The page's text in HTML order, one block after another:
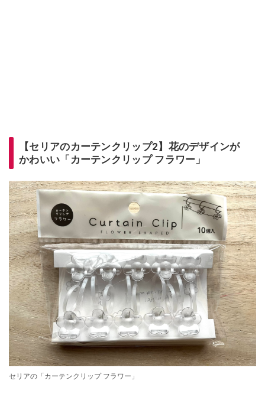
【セリアのカーテンクリップ2】花のデザインが
かわいい「カーテンクリップ フラワー」
セリアの「カーテンクリップ フラワー」